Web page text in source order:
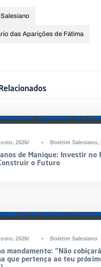
das Aparições de Fátima
2026 • Boletim Salesiano,
de Manique: Investir no
o Futuro
2026 • Boletim Salesiano
mandamento: “Não
que pertença ao teu